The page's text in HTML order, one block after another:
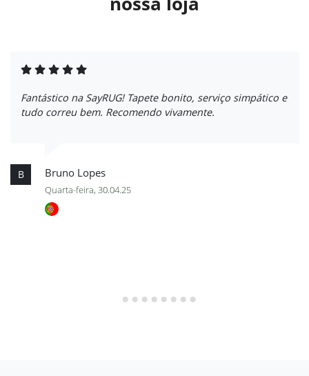
Fantástico na SayRUG! Tapete bonito, serviço simpático e
tudo correu bem. Recomendo vivamente.
B Bruno Lopes
Quarta-feira, 30.04.25